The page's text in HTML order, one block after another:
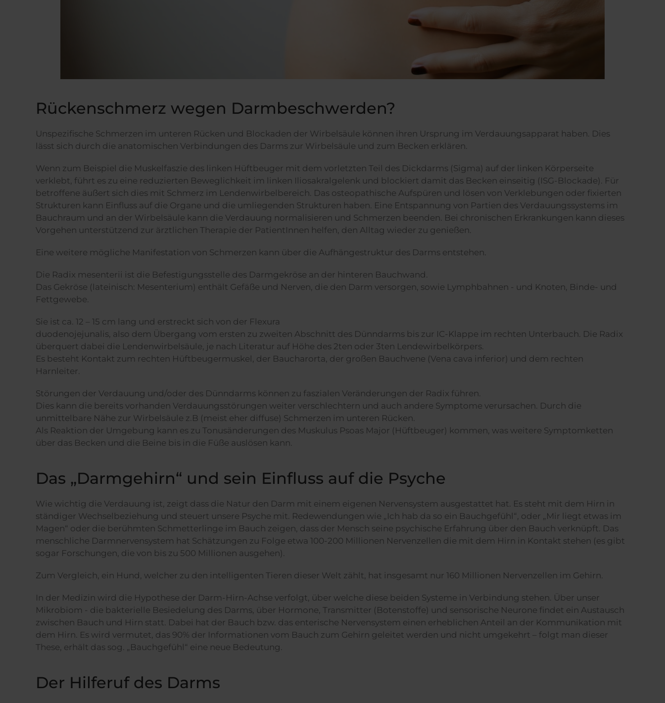
Rückenschmerz wegen Darmbeschwerden?
Unspezifische Schmerzen im unteren Rücken und Blockaden der Wirbelsäule können ihren Ursprung im Verdauungsapparat haben. Dies
lässt sich durch die anatomischen Verbindungen des Darms zur Wirbelsäule und zum Becken erklären.
Wenn zum Beispiel die Muskelfaszie des linken Hüftbeuger mit dem vorletzten Teil des Dickdarms (Sigma) auf der linken Körperseite
verklebt, führt es zu eine reduzierten Beweglichkeit im linken Iliosakralgelenk und blockiert damit das Becken einseitig (ISG-Blockade). Für
betroffene äußert sich dies mit Schmerz im Lendenwirbelbereich. Das osteopathische Aufspüren und lösen von Verklebungen oder fixierten
Strukturen kann Einfluss auf die Organe und die umliegenden Strukturen haben. Eine Entspannung von Partien des Verdauungssystems im
Bauchraum und an der Wirbelsäule kann die Verdauung normalisieren und Schmerzen beenden. Bei chronischen Erkrankungen kann dieses
Vorgehen unterstützend zur ärztlichen Therapie der PatientInnen helfen, den Alltag wieder zu genießen.
Eine weitere mögliche Manifestation von Schmerzen kann über die Aufhängestruktur des Darms entstehen.
Die Radix mesenterii ist die Befestigungsstelle des Darmgekröse an der hinteren Bauchwand.
Das Gekröse (lateinisch: Mesenterium) enthält Gefäße und Nerven, die den Darm versorgen, sowie Lymphbahnen - und Knoten, Binde- und
Fettgewebe.
Sie ist ca. 12 – 15 cm lang und erstreckt sich von der Flexura
duodenojejunalis, also dem Übergang vom ersten zu zweiten Abschnitt des Dünndarms bis zur IC-Klappe im rechten Unterbauch. Die Radix
überquert dabei die Lendenwirbelsäule, je nach Literatur auf Höhe des 2ten oder 3ten Lendewirbelkörpers.
Es besteht Kontakt zum rechten Hüftbeugermuskel, der Baucharorta, der großen Bauchvene (Vena cava inferior) und dem rechten
Harnleiter.
Störungen der Verdauung und/oder des Dünndarms können zu faszialen Veränderungen der Radix führen.
Dies kann die bereits vorhanden Verdauungsstörungen weiter verschlechtern und auch andere Symptome verursachen. Durch die
unmittelbare Nähe zur Wirbelsäule z.B (meist eher diffuse) Schmerzen im unteren Rücken.
Als Reaktion der Umgebung kann es zu Tonusänderungen des Muskulus Psoas Major (Hüftbeuger) kommen, was weitere Symptomketten
über das Becken und die Beine bis in die Füße auslösen kann.
Das „Darmgehirn“ und sein Einfluss auf die Psyche
Wie wichtig die Verdauung ist, zeigt dass die Natur den Darm mit einem eigenen Nervensystem ausgestattet hat. Es steht mit dem Hirn in
ständiger Wechselbeziehung und steuert unsere Psyche mit. Redewendungen wie „Ich hab da so ein Bauchgefühl“, oder „Mir liegt etwas im
Magen“ oder die berühmten Schmetterlinge im Bauch zeigen, dass der Mensch seine psychische Erfahrung über den Bauch verknüpft. Das
menschliche Darmnervensystem hat Schätzungen zu Folge etwa 100-200 Millionen Nervenzellen die mit dem Hirn in Kontakt stehen (es gibt
sogar Forschungen, die von bis zu 500 Millionen ausgehen).
Zum Vergleich, ein Hund, welcher zu den intelligenten Tieren dieser Welt zählt, hat insgesamt nur 160 Millionen Nervenzellen im Gehirn.
In der Medizin wird die Hypothese der Darm-Hirn-Achse verfolgt, über welche diese beiden Systeme in Verbindung stehen. Über unser
Mikrobiom - die bakterielle Besiedelung des Darms, über Hormone, Transmitter (Botenstoffe) und sensorische Neurone findet ein Austausch
zwischen Bauch und Hirn statt. Dabei hat der Bauch bzw. das enterische Nervensystem einen erheblichen Anteil an der Kommunikation mit
dem Hirn. Es wird vermutet, das 90% der Informationen vom Bauch zum Gehirn geleitet werden und nicht umgekehrt – folgt man dieser
These, erhält das sog. „Bauchgefühl“ eine neue Bedeutung.
Der Hilferuf des Darms